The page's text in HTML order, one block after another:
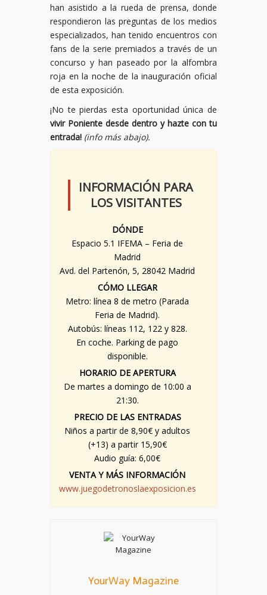
han asistido a la rueda de prensa, donde
respondieron las preguntas de los medios
especializados, han tenido encuentros con
fans de la serie premiados a través de un
concurso y han paseado por la alfombra
roja en la noche de la inauguración oficial
de esta exposición.
¡No te pierdas esta oportunidad única de
vivir Poniente desde dentro y hazte con tu
entrada! (info más abajo).
INFORMACIÓN PARA
LOS VISITANTES
DÓNDE
Espacio 5.1 IFEMA – Feria de
Madrid
Avd. del Partenón, 5, 28042 Madrid
CÓMO LLEGAR
Metro: línea 8 de metro (Parada
Feria de Madrid).
Autobús: líneas 112, 122 y 828.
En coche. Parking de pago
disponible.
HORARIO DE APERTURA
De martes a domingo de 10:00 a
21:30.
PRECIO DE LAS ENTRADAS
Niños a partir de 8,90€ y adultos
(+13) a partir 15,90€
Audio guía: 6,00€
VENTA Y MÁS INFORMACIÓN
www.juegodetronoslaexposicion.es
YourWay Magazine